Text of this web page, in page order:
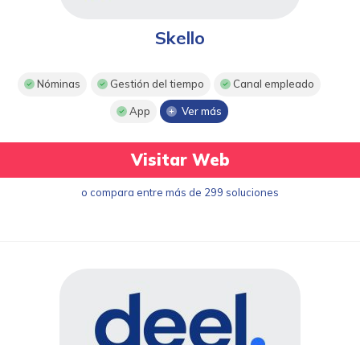
Skello
Nóminas Gestión del tiempo Canal empleado
App Ver más
Visitar Web
o compara entre más de 299 soluciones